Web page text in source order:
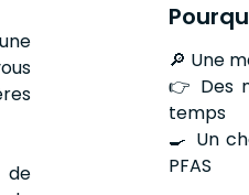
de
🔎 Une
👉 Des
temps
🍳 Un
PFAS